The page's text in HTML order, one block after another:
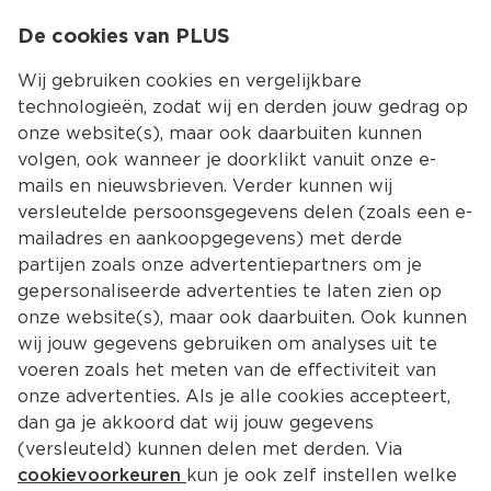
Kies jouw
Terug Producten
De cookies van PLUS
Wij gebruiken cookies en vergelijkbare
technologieën, zodat wij en derden jouw gedrag op
onze website(s), maar ook daarbuiten kunnen
volgen, ook wanneer je doorklikt vanuit onze e-
mails en nieuwsbrieven. Verder kunnen wij
versleutelde persoonsgegevens delen (zoals een e-
mailadres en aankoopgegevens) met derde
partijen zoals onze advertentiepartners om je
gepersonaliseerde advertenties te laten zien op
onze website(s), maar ook daarbuiten. Ook kunnen
wij jouw gegevens gebruiken om analyses uit te
voeren zoals het meten van de effectiviteit van
onze advertenties. Als je alle cookies accepteert,
dan ga je akkoord dat wij jouw gegevens
(versleuteld) kunnen delen met derden. Via
cookievoorkeuren kun je ook zelf instellen welke